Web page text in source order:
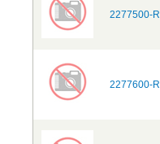
2277500-R
2277600-R